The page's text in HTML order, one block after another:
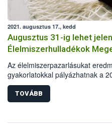
2021. augusztus 17., kedd
Augusztus 31-ig lehet
Élelmiszerhulladékok
meghosszabbítva: 2021.
Az élelmiszerpazarlásukat
gyakorlatokkal pályázhatnak a
megrendezésre kerülő
Kiállítás és Vásár (OMÉK)
Hivatal (Nébih) „OMÉK
előállítás és az
TOVÁBB